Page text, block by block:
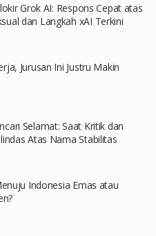
Grok AI: Respons Cepat atas
dan Langkah xAI Terkini
Jurusan Ini Justru Makin
Selamat: Saat Kritik dan
Atas Nama Stabilitas
Indonesia Emas atau